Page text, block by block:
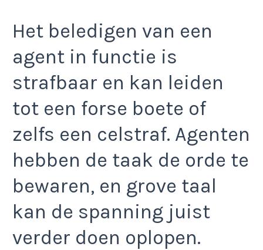
Het beledigen van een
agent in functie is
strafbaar en kan leiden
tot een forse boete of
zelfs een celstraf. Agenten
hebben de taak de orde te
bewaren, en grove taal
kan de spanning juist
verder doen oplopen.